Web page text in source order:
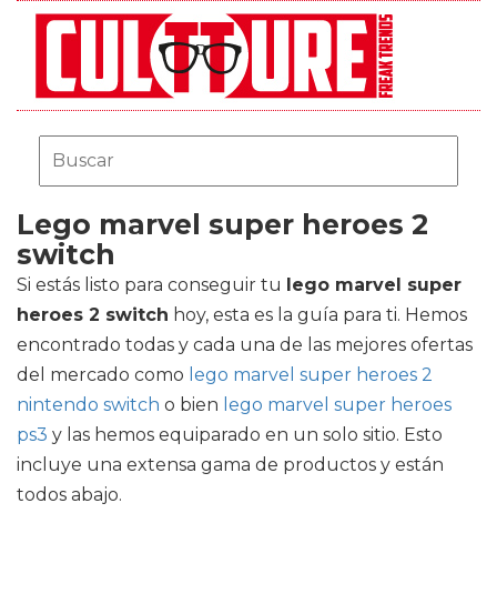
Lego marvel super heroes 2
switch
Si estás listo para conseguir tu lego marvel super
heroes 2 switch hoy, esta es la guía para ti. Hemos
encontrado todas y cada una de las mejores ofertas
del mercado como lego marvel super heroes 2
nintendo switch o bien lego marvel super heroes
ps3 y las hemos equiparado en un solo sitio. Esto
incluye una extensa gama de productos y están
todos abajo.